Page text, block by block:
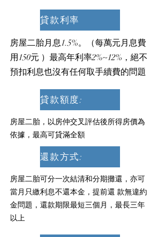
貸款利率
房屋二胎月息1.5%。（每萬元月息費
用150元 ）最高年利率2%~12%，絕不
預扣利息也沒有任何取手續費的問題
貸款額度:
房屋二胎，以房仲交叉評估後所得房價為
依據，最高可貸滿全額
還款方式:
房屋二胎可分一次結清和分期攤還，亦可
當月只繳利息不還本金，提前還 款無違約
金問題，還款期限最短三個月，最長三年
以上